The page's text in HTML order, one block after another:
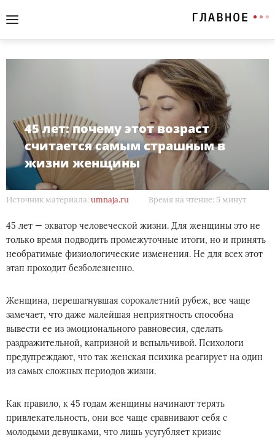
45 лет: почему этот возраст
считается самым страшным в
жизни женщины
Источник материала: umnaja.ru Время на чтение: 5 минут
45 лет — экватор человеческой жизни. Для женщины это не
только время подводить промежуточные итоги, но и принять
необратимые физиологические изменения. Не для всех этот
этап проходит безболезненно.
Женщина, перешагнувшая сорокалетний рубеж, все чаще
замечает, что даже малейшая неприятность способна
вывести ее из эмоционального равновесия, сделать
раздражительной, капризной и вспыльчивой. Психологи
предупреждают, что так женская психика реагирует на один
из самых сложных периодов жизни.
Как правило, к 45 годам женщины начинают терять
привлекательность, они все чаще сравнивают себя с
молодыми девушками, что лишь усугубляет кризис